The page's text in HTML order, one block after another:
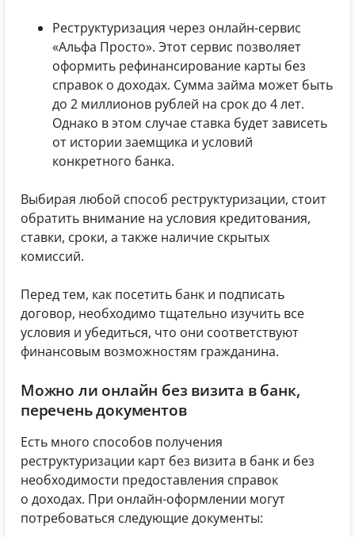
Реструктуризация через онлайн-сервис
«Альфа Просто». Этот сервис позволяет
оформить рефинансирование карты без
справок о доходах. Сумма займа может быть
до 2 миллионов рублей на срок до 4 лет.
Однако в этом случае ставка будет зависеть
от истории заемщика и условий
конкретного банка.
Выбирая любой способ реструктуризации, стоит
обратить внимание на условия кредитования,
ставки, сроки, а также наличие скрытых
комиссий.
Перед тем, как посетить банк и подписать
договор, необходимо тщательно изучить все
условия и убедиться, что они соответствуют
финансовым возможностям гражданина.
Можно ли онлайн без визита в банк,
перечень документов
Есть много способов получения
реструктуризации карт без визита в банк и без
необходимости предоставления справок
о доходах. При онлайн-оформлении могут
потребоваться следующие документы: